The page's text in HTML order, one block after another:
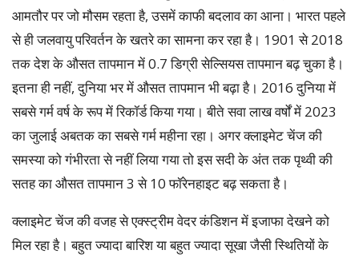
आमतौर पर जो मौसम रहता है, उसमें काफी बदलाव का आना। भारत पहले
से ही जलवायु परिवर्तन के खतरे का सामना कर रहा है। 1901 से 2018
तक देश के औसत तापमान में 0.7 डिग्री सेल्सियस तापमान बढ़ चुका है।
इतना ही नहीं, दुनिया भर में औसत तापमान भी बढ़ा है। 2016 दुनिया में
सबसे गर्म वर्ष के रूप में रिकॉर्ड किया गया। बीते सवा लाख वर्षों में 2023
का जुलाई अबतक का सबसे गर्म महीना रहा। अगर क्लाइमेट चेंज की
समस्या को गंभीरता से नहीं लिया गया तो इस सदी के अंत तक पृथ्वी की
सतह का औसत तापमान 3 से 10 फॉरेनहाइट बढ़ सकता है।
क्लाइमेट चेंज की वजह से एक्स्ट्रीम वेदर कंडिशन में इजाफा देखने को
मिल रहा है। बहुत ज्यादा बारिश या बहुत ज्यादा सूखा जैसी स्थितियों के